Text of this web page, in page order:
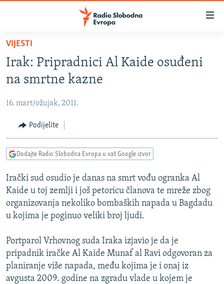
Pređite
glavni
sadržaj
na
navigaciju
Pređite
na
VIJESTI
BOSNA I HERCEGOVINA
KOSOVO
CRNA GORA
VIDEO
FOTOGALERIJE
INFOGRAFIKE
PODCASTI
RAT U UKRAJINI
KINA NA BALKANU
RSE PRIČE IZ SVIJETA
ISPRIČAJ MI
DNEVNO@RSE
SPECIJALI RSE
VIJESTI
Irak: Pripradnici Al Kaide osuđeni
na smrtne kazne
16. mart/ožujak, 2011.
Podijelite
Dodajte Radio Slobodna Evropa u vaš Google izvor
Irački sud osudio je danas na smrt vođu ogranka Al
Kaide u toj zemlji i još petoricu članova te mreže zbog
organizovanja nekoliko bombaških napada u Bagdadu
u kojima je poginuo veliki broj ljudi.
Portparol Vrhovnog suda Iraka izjavio je da je
pripadnik iračke Al Kaide Munaf al Ravi odgovoran za
planiranje više napada, među kojima je i onaj iz
avgusta 2009. godine na zgradu vlade u kojem je